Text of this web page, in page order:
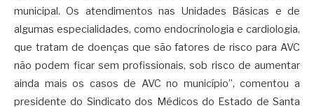
municipal. Os atendimentos nas Unidades Básicas e de
algumas especialidades, como endocrinologia e cardiologia,
que tratam de doenças que são fatores de risco para AVC
não podem ficar sem profissionais, sob risco de aumentar
ainda mais os casos de AVC no município”, comentou a
presidente do Sindicato dos Médicos do Estado de Santa